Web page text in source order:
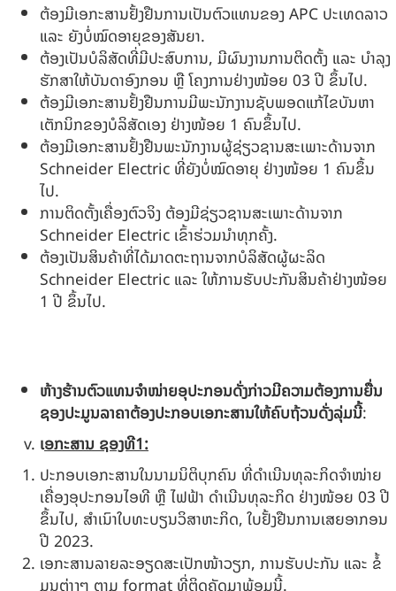
ຕ້ອງມີເອກະສານຢັ້ງຢືນການເປັນຕົວແທນຂອງ APC ປະເທດລາວ
ແລະ ຍັງບໍ່ໝົດອາຍຸຂອງສັນຍາ.
ຕ້ອງເປັນບໍລິສັດທີ່ມີປະສົບການ, ມີຜົນງານການຕິດຕັ້ງ ແລະ ບຳລຸງ
ຮັກສາໃຫ້ບັນດາອົງກອນ ຫຼື ໂຄງການຢ່າງໜ້ອຍ 03 ປີ ຂຶ້ນໄປ.
ຕ້ອງມີເອກະສານຢັ້ງຢືນການມີພະນັກງານຊັບພອດແກ້ໄຂບັນຫາ
ເຕັກນິກຂອງບໍລິສັດເອງ ຢ່າງໜ້ອຍ 1 ຄົນຂຶ້ນໄປ.
ຕ້ອງມີເອກະສານຢັ້ງຢືນພະນັກງານຜູ້ຊ່ຽວຊານສະເພາະດ້ານຈາກ
Schneider Electric ທີ່ຍັງບໍ່ໝົດອາຍຸ ຢ່າງໜ້ອຍ 1 ຄົນຂຶ້ນ
ໄປ.
ການຕິດຕັ້ງເຄື່ອງຕົວຈິງ ຕ້ອງມີຊ່ຽວຊານສະເພາະດ້ານຈາກ
Schneider Electric ເຂົ້າຮ່ວມນຳທຸກຄັ້ງ.
ຕ້ອງເປັນສິນຄ້າທີ່ໄດ້ມາດຕະຖານຈາກບໍລິສັດຜູ້ຜະລິດ
Schneider Electric ແລະ ໃຫ້ການຮັບປະກັນສິນຄ້າຢ່າງໜ້ອຍ
1 ປີ ຂຶ້ນໄປ.
ຫ້າງຮ້ານຕົວແທນຈຳໜ່າຍອຸປະກອນດັ່ງກ່າວມີຄວາມຕ້ອງການຍື່ນ
ຊອງປະມູນລາຄາຕ້ອງປະກອບເອກະສານໃຫ້ຄົບຖ້ວນດັ່ງລຸ່ມນີ້:
ເອກະສານ ຊອງທີ1:
ປະກອບເອກະສານໃນນາມນິຕິບຸກຄົນ ທີ່ດຳເນີນທຸລະກິດຈໍາໜ່າຍ
ເຄື່ອງອຸປະກອນໄອທີ ຫຼື ໄຟຟ້າ ດຳເນີນທຸລະກິດ ຢ່າງໜ້ອຍ 03 ປີ
ຂຶ້ນໄປ, ສໍາເນົາໃບທະບຽນວິສາຫະກິດ, ໃບຢັ້ງຢືນການເສຍອາກອນ
ປີ 2023.
ເອກະສານລາຍລະອຽດສະເປັກໜ້າວຽກ, ການຮັບປະກັນ ແລະ ຂໍ້
ມູນຕ່າງໆ ຕາມ format ທີ່ຕິດຄັດມາພ້ອມນີ້.